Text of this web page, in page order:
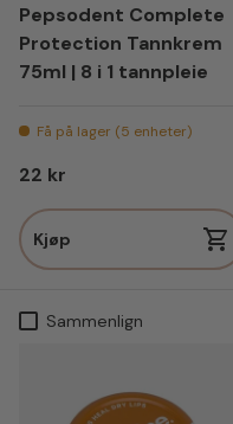
Pepsodent Complete
Protection Tannkrem
75ml | 8 i 1 tannpleie
Få på lager (5 enheter)
Vanlig pris
22 kr
Kjøp
Sammenlign